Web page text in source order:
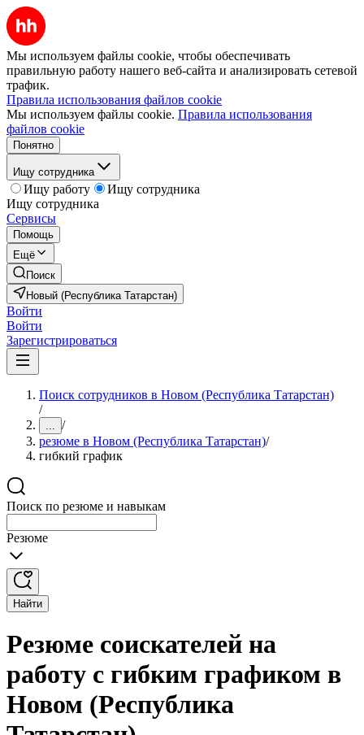
Мы используем файлы cookie, чтобы обеспечивать
правильную работу нашего веб-сайта и анализировать сетевой
трафик.
Правила использования файлов cookie
Мы используем файлы cookie. Правила использования
файлов cookie
Понятно
Ищу сотрудника
Ищу работу
Ищу сотрудника
Ищу сотрудника
Сервисы
Помощь
Ещё
Поиск
Новый (Республика Татарстан)
Войти
Войти
Зарегистрироваться
Поиск сотрудников в Новом (Республика Татарстан)
/
... /
резюме в Новом (Республика Татарстан)/
гибкий график
Поиск по резюме и навыкам
Резюме
Найти
Резюме соискателей на
работу с гибким графиком в
Новом (Республика